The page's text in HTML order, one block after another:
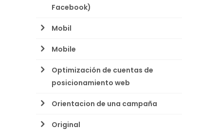
Facebook)
Mobil
Mobile
Optimización de cuentas de
posicionamiento web
Orientacion de una campaña
Original